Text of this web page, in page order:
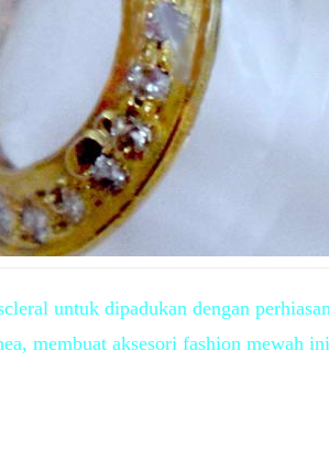
untuk dipadukan dengan
membuat aksesori fashion mewah